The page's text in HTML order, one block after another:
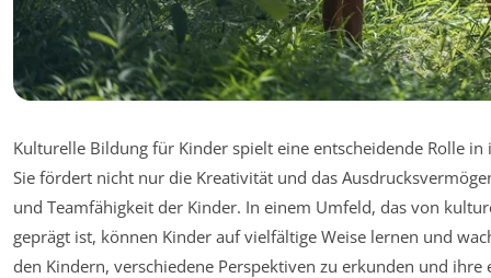
Kulturelle Bildung für Kinder spielt eine entscheidende Rolle
Sie fördert nicht nur die Kreativität und das
und Teamfähigkeit der Kinder. In einem Umfeld, das von
geprägt ist, können Kinder auf vielfältige Weise lernen und
den Kindern, verschiedene Perspektiven zu erkunden und ihre